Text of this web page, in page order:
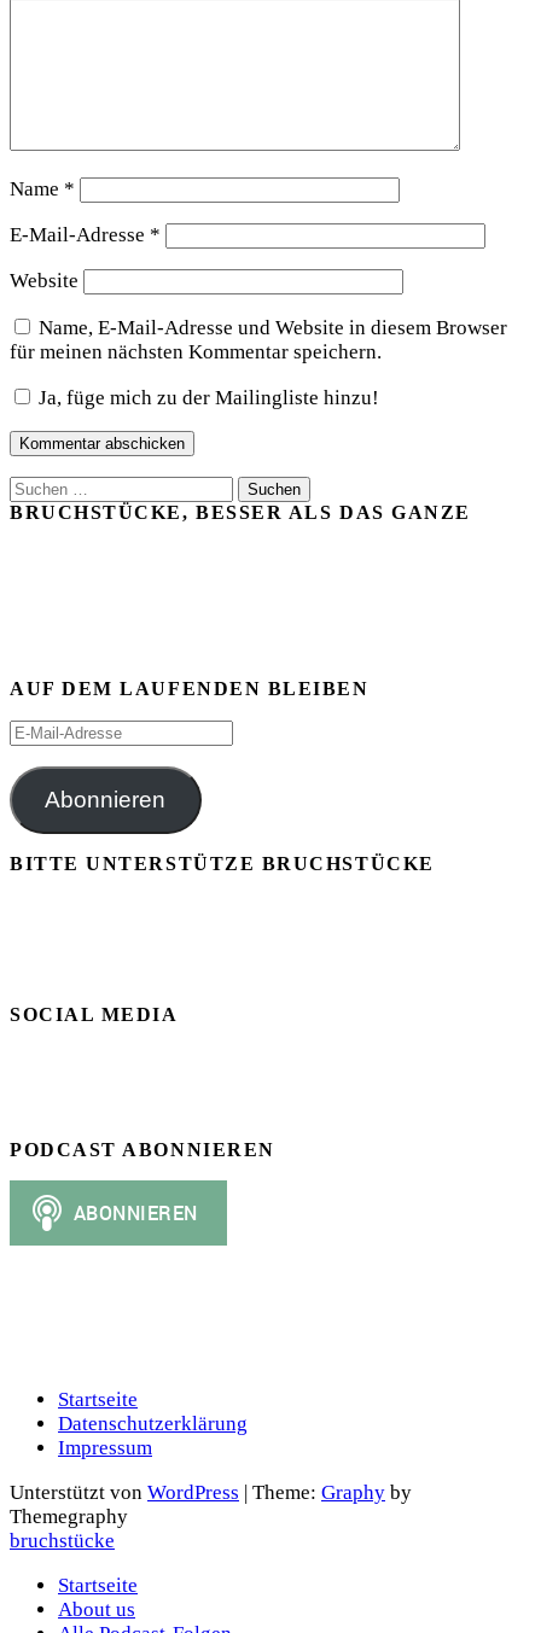
Name *
E-Mail-Adresse *
Website
Name, E-Mail-Adresse und Website in diesem Browser
für meinen nächsten Kommentar speichern.
Ja, füge mich zu der Mailingliste hinzu!
Suchen
nach:
BRUCHSTÜCKE, BESSER ALS DAS GANZE
AUF DEM LAUFENDEN BLEIBEN
E-
Adresse
Abonnieren
BITTE UNTERSTÜTZE BRUCHSTÜCKE
SOCIAL MEDIA
PODCAST ABONNIEREN
Startseite
Datenschutzerklärung
Impressum
Unterstützt von WordPress | Theme: Graphy by
Themegraphy
bruchstücke
Startseite
About us